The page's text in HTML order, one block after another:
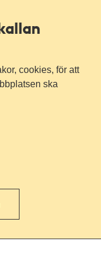
cookies, för att
ska